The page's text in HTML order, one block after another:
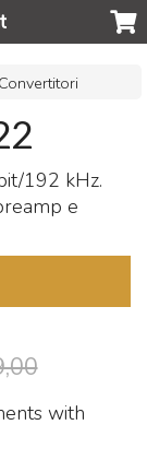
192 kHz.
e
with